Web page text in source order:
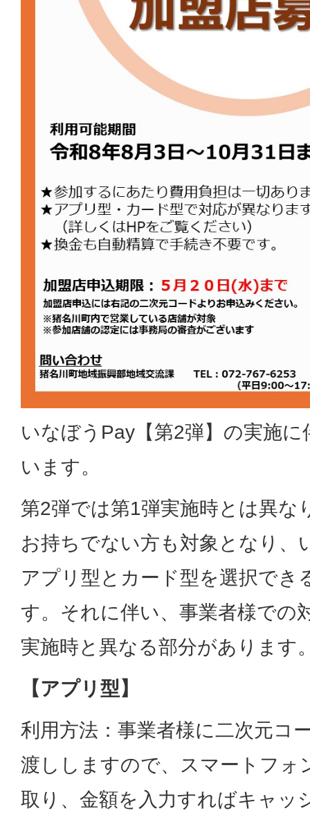
いなぼうPay【第2弾】の実施
います。
第2弾では第1弾実施時とは異な
お持ちでない方も対象となり、
アプリ型とカード型を選択でき
す。それに伴い、事業者様での
実施時と異なる部分があります
【アプリ型】
利用方法：事業者様に二次元コ
渡ししますので、スマートフォ
取り、金額を入力すればキャッ